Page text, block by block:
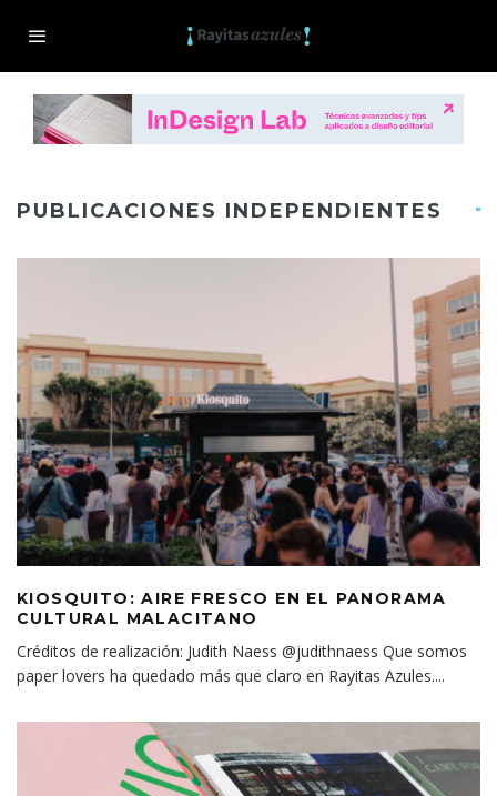
PUBLICACIONES INDEPENDIENTES
KIOSQUITO: AIRE FRESCO EN EL PANORAMA
CULTURAL MALACITANO
Créditos de realización: Judith Naess @judithnaess Que somos
paper lovers ha quedado más que claro en Rayitas Azules....